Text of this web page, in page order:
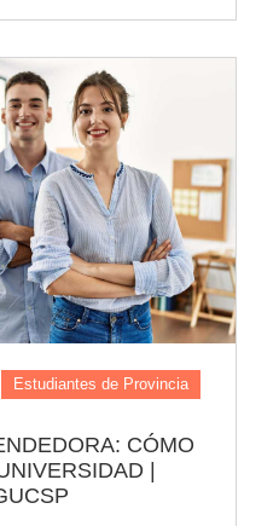
Estudiantes de Provincia
CÓMO
|